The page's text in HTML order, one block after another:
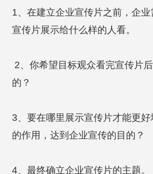
1、在建立企业宣传片之前，企
宣传片展示给什么样的人看。
2、你希望目标观众看完宣传片
的？
3、要在哪里展示宣传片才能更
的作用，达到企业宣传的目的？
4、最终确立企业宣传片的主题。